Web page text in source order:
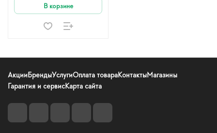
В корзине
АкцииБрендыУслугиОплата товараКонтактыМагазины
Гарантия и сервисКарта сайта